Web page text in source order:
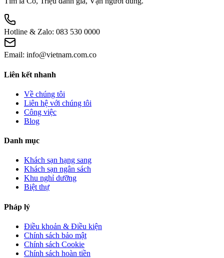
Hotline & Zalo: 083 530 0000
Email: info@vietnam.com.co
Liên kết nhanh
Về chúng tôi
Liên hệ với chúng tôi
Công việc
Blog
Danh mục
Khách sạn hạng sang
Khách sạn ngân sách
Khu nghỉ dưỡng
Biệt thự
Pháp lý
Điều khoản & Điều kiện
Chính sách bảo mật
Chính sách Cookie
Chính sách hoàn tiền